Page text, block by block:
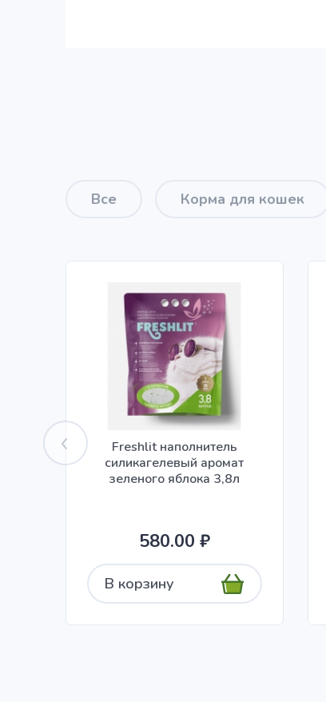
Все Корма для кошек
Freshlit наполнитель
силикагелевый аромат
зеленого яблока 3,8л
580.00 ₽
В корзину